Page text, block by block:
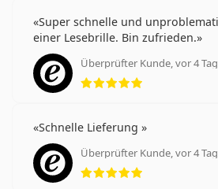
Super schnelle und
einer Lesebrille. Bin zufrieden.
Überprüfter Kunde, vor 4
Bewertung 5
Schnelle Lieferung
Überprüfter Kunde, vor 4
Bewertung 5